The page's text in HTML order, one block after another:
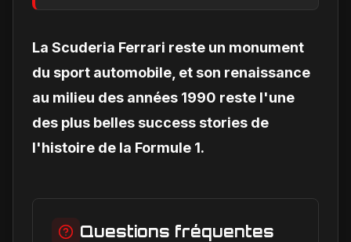
La Scuderia Ferrari reste un monument
du sport automobile, et son renaissance
au milieu des années 1990 reste l'une
des plus belles success stories de
l'histoire de la Formule 1.
Questions fréquentes